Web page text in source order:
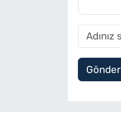
Gönder